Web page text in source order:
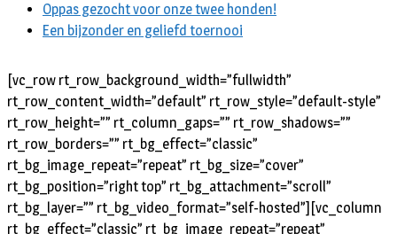
Oppas gezocht voor onze twee honden!
Een bijzonder en geliefd toernooi
[vc_row rt_row_background_width=”fullwidth”
rt_row_content_width=”default” rt_row_style=”default-style”
rt_row_height=”” rt_column_gaps=”” rt_row_shadows=””
rt_row_borders=”” rt_bg_effect=”classic”
rt_bg_image_repeat=”repeat” rt_bg_size=”cover”
rt_bg_position=”right top” rt_bg_attachment=”scroll”
rt_bg_layer=”” rt_bg_video_format=”self-hosted”][vc_column
rt_bg_effect=”classic” rt_bg_image_repeat=”repeat”